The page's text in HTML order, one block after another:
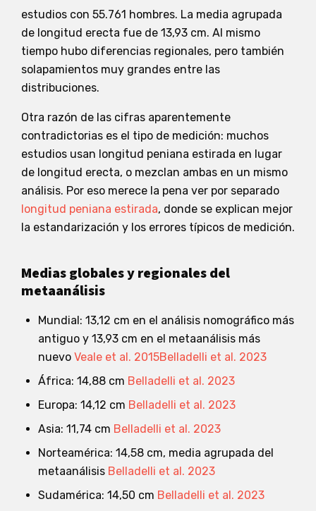
estudios con 55.761 hombres. La media agrupada
de longitud erecta fue de 13,93 cm. Al mismo
tiempo hubo diferencias regionales, pero también
solapamientos muy grandes entre las
distribuciones.
Otra razón de las cifras aparentemente
contradictorias es el tipo de medición: muchos
estudios usan longitud peniana estirada en lugar
de longitud erecta, o mezclan ambas en un mismo
análisis. Por eso merece la pena ver por separado
longitud peniana estirada, donde se explican mejor
la estandarización y los errores típicos de medición.
Medias globales y regionales del
metaanálisis
Mundial: 13,12 cm en el análisis nomográfico más
antiguo y 13,93 cm en el metaanálisis más
nuevo Veale et al. 2015Belladelli et al. 2023
África: 14,88 cm Belladelli et al. 2023
Europa: 14,12 cm Belladelli et al. 2023
Asia: 11,74 cm Belladelli et al. 2023
Norteamérica: 14,58 cm, media agrupada del
metaanálisis Belladelli et al. 2023
Sudamérica: 14,50 cm Belladelli et al. 2023